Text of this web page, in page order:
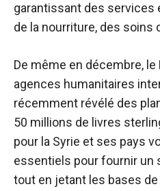
garantissant des
de la nourriture, des soins
De même en décembre, le
agences humanitaires
récemment révélé des
50 millions de livres
pour la Syrie et ses pays
essentiels pour fournir un
tout en jetant les bases